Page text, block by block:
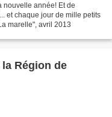
nouvelle année! Et de
et chaque jour de mille petits
marelle", avril 2013
Région de